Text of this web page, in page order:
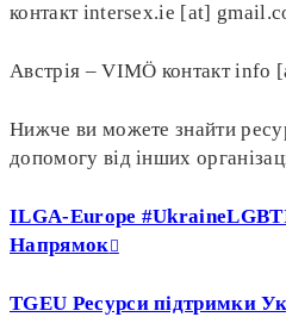
контакт intersex.ie [at]
Австрія – VIMÖ контакт info
Нижче ви можете знайти
допомогу від інших
ILGA-Europe
Напрямок
TGEU Ресурси підтримки